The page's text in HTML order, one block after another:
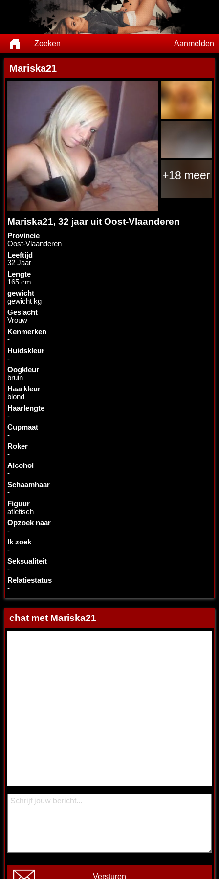
Zoeken Aanmelden
Mariska21
+18 meer
Mariska21, 32 jaar uit Oost-Vlaanderen
Provincie
Oost-Vlaanderen
Leeftijd
32 Jaar
Lengte
165 cm
gewicht
gewicht kg
Geslacht
Vrouw
Kenmerken
-
Huidskleur
-
Oogkleur
bruin
Haarkleur
blond
Haarlengte
-
Cupmaat
-
Roker
-
Alcohol
-
Schaamhaar
-
Figuur
atletisch
Opzoek naar
-
Ik zoek
-
Seksualiteit
-
Relatiestatus
-
chat met Mariska21
Versturen